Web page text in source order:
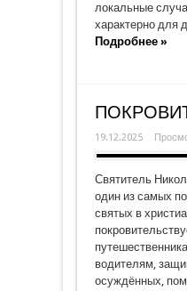
локальные
характерно для
Подробнее »
19.12.2025
Святитель
один из самых
святых в
водителям,
осуждённых,